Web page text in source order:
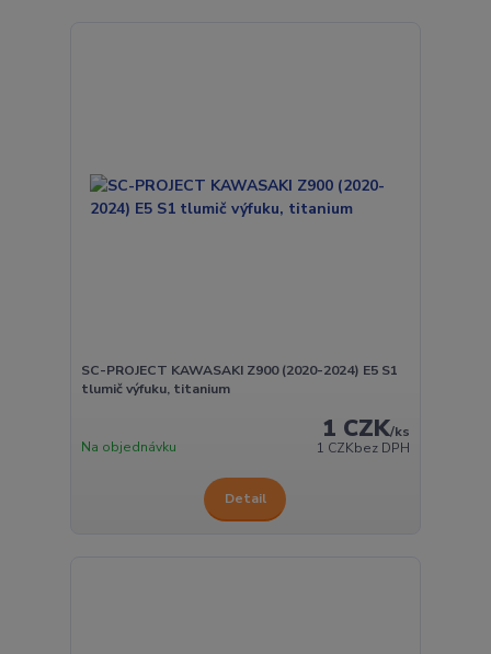
SC-PROJECT KAWASAKI Z900 (2020-2024) E5 S1
tlumič výfuku, titanium
1 CZK/ks
1 CZKbez DPH
Na objednávku
Detail